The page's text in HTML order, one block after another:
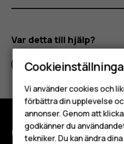
Tillbehör
HMD Terra M
Surfplattor
Mitt konto
Var detta till hjälp?
Ja Nej
Utforska
Vi använder cookies och
förbättra din upplevelse
annonser. Genom att
godkänner du
tekniker. Du kan ändra